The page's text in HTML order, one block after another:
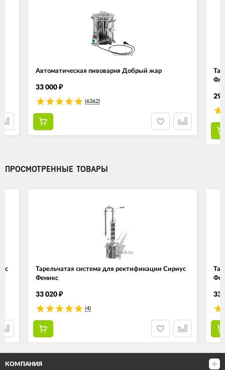
Автоматическая пивоварня Добрый жар
33 000 ₽
(6362)
29
ПРОСМОТРЕННЫЕ ТОВАРЫ
Тарельчатая система для ректификации Сириус
Феникс
33 020 ₽
(4)
33
КОМПАНИЯ